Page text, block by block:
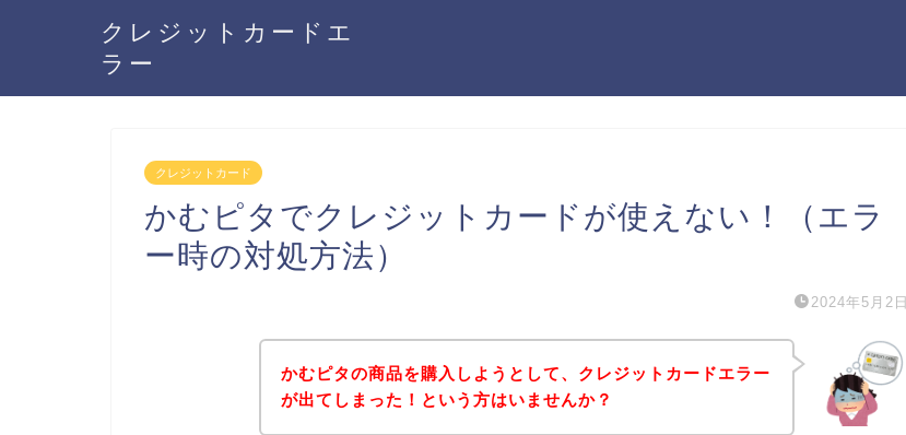
クレジットカードエ
ラー
クレジットカード
かむピタでクレジットカードが使えない！（エラ
ー時の対処方法）
2024年5月2日
かむピタの商品を購入しようとして、クレジットカードエラー
が出てしまった！という方はいませんか？